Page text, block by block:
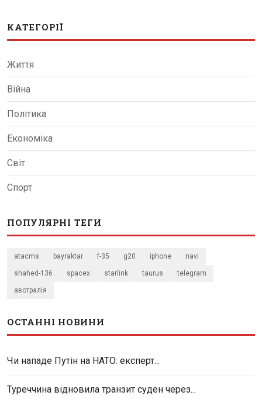
КАТЕГОРІЇ
Життя
Війна
Політика
Економіка
Світ
Спорт
ПОПУЛЯРНІ ТЕГИ
atacms bayraktar f-35 g20 iphone navi
shahed-136 spacex starlink taurus telegram
австралія
ОСТАННІ НОВИНИ
Чи нападе Путін на НАТО: експерт...
Туреччина відновила транзит суден через...